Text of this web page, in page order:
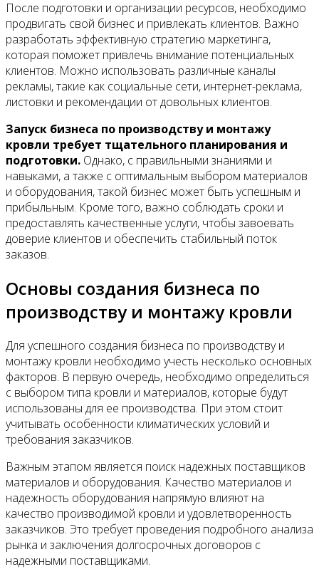
После подготовки и организации ресурсов, необходимо
продвигать свой бизнес и привлекать клиентов. Важно
разработать эффективную стратегию маркетинга,
которая поможет привлечь внимание потенциальных
клиентов. Можно использовать различные каналы
рекламы, такие как социальные сети, интернет-реклама,
листовки и рекомендации от довольных клиентов.
Запуск бизнеса по производству и монтажу
кровли требует тщательного планирования и
подготовки. Однако, с правильными знаниями и
навыками, а также с оптимальным выбором материалов
и оборудования, такой бизнес может быть успешным и
прибыльным. Кроме того, важно соблюдать сроки и
предоставлять качественные услуги, чтобы завоевать
доверие клиентов и обеспечить стабильный поток
заказов.
Основы создания бизнеса по
производству и монтажу кровли
Для успешного создания бизнеса по производству и
монтажу кровли необходимо учесть несколько основных
факторов. В первую очередь, необходимо определиться
с выбором типа кровли и материалов, которые будут
использованы для ее производства. При этом стоит
учитывать особенности климатических условий и
требования заказчиков.
Важным этапом является поиск надежных поставщиков
материалов и оборудования. Качество материалов и
надежность оборудования напрямую влияют на
качество производимой кровли и удовлетворенность
заказчиков. Это требует проведения подробного анализа
рынка и заключения долгосрочных договоров с
надежными поставщиками.